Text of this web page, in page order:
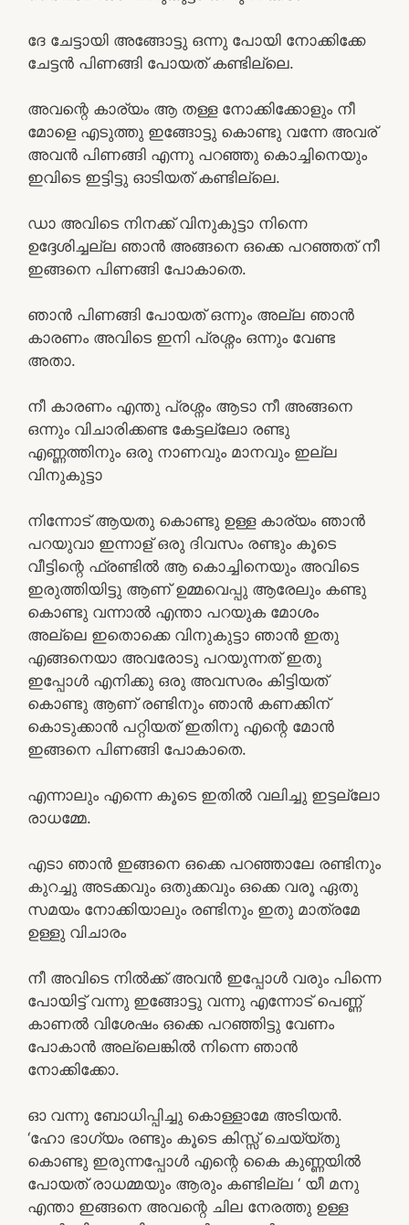
ദേ ചേട്ടായി അങ്ങോട്ടു ഒന്നു പോയി നോക്കിക്കേ
ചേട്ടൻ പിണങ്ങി പോയത് കണ്ടില്ലെ.
അവന്റെ കാര്യം ആ തള്ള നോക്കിക്കോളും നീ
മോളെ എടുത്തു ഇങ്ങോട്ടു കൊണ്ടു വന്നേ അവര്
അവൻ പിണങ്ങി എന്നു പറഞ്ഞു കൊച്ചിനെയും
ഇവിടെ ഇട്ടിട്ടു ഓടിയത് കണ്ടില്ലെ.
ഡാ അവിടെ നിനക്ക് വിനുകുട്ടാ നിന്നെ
ഉദ്ദേശിച്ചല്ല ഞാൻ അങ്ങനെ ഒക്കെ പറഞ്ഞത് നീ
ഇങ്ങനെ പിണങ്ങി പോകാതെ.
ഞാൻ പിണങ്ങി പോയത് ഒന്നും അല്ല ഞാൻ
കാരണം അവിടെ ഇനി പ്രശ്നം ഒന്നും വേണ്ട
അതാ.
നീ കാരണം എന്തു പ്രശ്നം ആടാ നീ അങ്ങനെ
ഒന്നും വിചാരിക്കണ്ട കേട്ടല്ലോ രണ്ടു
എണ്ണത്തിനും ഒരു നാണവും മാനവും ഇല്ല
വിനുകുട്ടാ
നിന്നോട് ആയതു കൊണ്ടു ഉള്ള കാര്യം ഞാൻ
പറയുവാ ഇന്നാള് ഒരു ദിവസം രണ്ടും കൂടെ
വീട്ടിന്റെ ഫ്രണ്ടിൽ ആ കൊച്ചിനെയും അവിടെ
ഇരുത്തിയിട്ടു ആണ് ഉമ്മവെപ്പു ആരേലും കണ്ടു
കൊണ്ടു വന്നാൽ എന്താ പറയുക മോശം
അല്ലെ ഇതൊക്കെ വിനുകുട്ടാ ഞാൻ ഇതു
എങ്ങനെയാ അവരോടു പറയുന്നത് ഇതു
ഇപ്പോൾ എനിക്കു ഒരു അവസരം കിട്ടിയത്
കൊണ്ടു ആണ് രണ്ടിനും ഞാൻ കണക്കിന്
കൊടുക്കാൻ പറ്റിയത് ഇതിനു എന്റെ മോൻ
ഇങ്ങനെ പിണങ്ങി പോകാതെ.
എന്നാലും എന്നെ കൂടെ ഇതിൽ വലിച്ചു ഇട്ടല്ലോ
രാധമ്മേ.
എടാ ഞാൻ ഇങ്ങനെ ഒക്കെ പറഞ്ഞാലേ രണ്ടിനും
കുറച്ചു അടക്കവും ഒതുക്കവും ഒക്കെ വരൂ ഏതു
സമയം നോക്കിയാലും രണ്ടിനും ഇതു മാത്രമേ
ഉള്ളു വിചാരം
നീ അവിടെ നിൽക്ക് അവൻ ഇപ്പോൾ വരും പിന്നെ
പോയിട്ട് വന്നു ഇങ്ങോട്ടു വന്നു എന്നോട് പെണ്ണ്
കാണൽ വിശേഷം ഒക്കെ പറഞ്ഞിട്ടു വേണം
പോകാൻ അല്ലെങ്കിൽ നിന്നെ ഞാൻ
നോക്കിക്കോ.
ഓ വന്നു ബോധിപ്പിച്ചു കൊള്ളാമേ അടിയൻ.
‘ഹോ ഭാഗ്യം രണ്ടും കൂടെ കിസ്സ് ചെയ്യ്തു
കൊണ്ടു ഇരുന്നപ്പോൾ എന്റെ കൈ കുണ്ണയിൽ
പോയത് രാധമ്മയും ആരും കണ്ടില്ല ‘ യീ മനു
എന്താ ഇങ്ങനെ അവന്റെ ചില നേരത്തു ഉള്ള